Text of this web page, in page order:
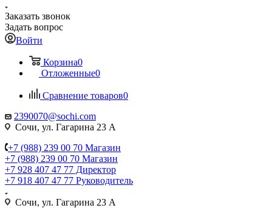
Заказать звонок
Задать вопрос
Войти
Корзина0
Отложенные0
Сравнение товаров0
2390070@sochi.com
Сочи, ул. Гагарина 23 А
+7 (988) 239 00 70 Магазин
+7 (988) 239 00 70 Магазин
+7 928 407 47 77 Директор
+7 918 407 47 77 Руководитель
Сочи, ул. Гагарина 23 А